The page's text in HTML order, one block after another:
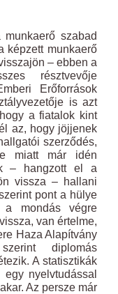
szabad
képzett munkaerő
– ebben a
résztvevője
Erőforrások
is azt
a fiatalok kint
az, hogy jöjjenek
szerződés,
miatt már idén
– hangzott el a
vissza – hallani
pont a hülye
mondás végre
van értelme,
Haza Alapítvány
diplomás
A statisztikák
nyelvtudással
Az persze már